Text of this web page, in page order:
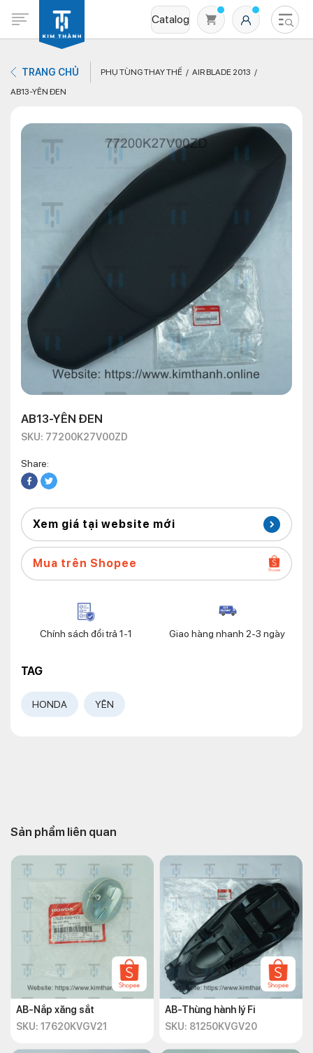
Catalog
Không có sản phẩm nào trong giỏ hàng
TRANG CHỦ PHỤ TÙNG THAY THẾ
AIR BLADE 2013
AB13-YÊN ĐEN
AB13-YÊN ĐEN
SKU: 77200K27V00ZD
Share:
Xem giá tại website mới
Mua trên Shopee
Chính sách đổi trả 1-1 Giao hàng nhanh 2-3 ngày
TAG
HONDA YÊN
Sản phẩm liên quan
AB-Nắp xăng sắt
SKU: 17620KVGV21
AB-Thùng hành lý Fi
SKU: 81250KVGV20